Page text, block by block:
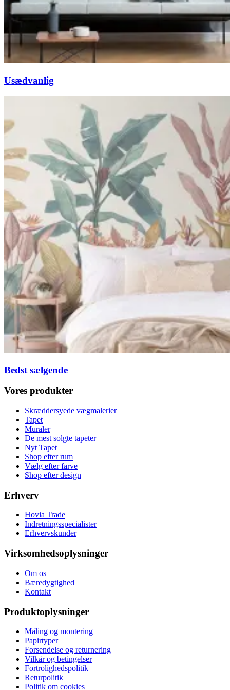
Usædvanlig
Bedst sælgende
Vores produkter
Skræddersyede vægmalerier
Tapet
Muraler
De mest solgte tapeter
Nyt Tapet
Shop efter rum
Vælg efter farve
Shop efter design
Erhverv
Hovia Trade
Indretningsspecialister
Erhvervskunder
Virksomhedsoplysninger
Om os
Bæredygtighed
Kontakt
Produktoplysninger
Måling og montering
Papirtyper
Forsendelse og returnering
Vilkår og betingelser
Fortrolighedspolitik
Returpolitik
Politik om cookies